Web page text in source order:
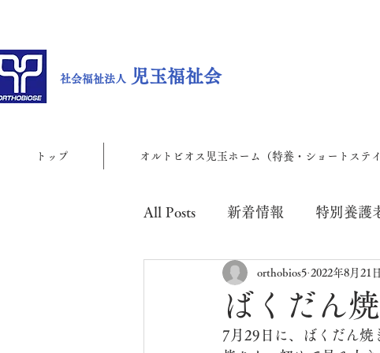
社会福祉法人 児玉福祉会
トップ オルトビオス児玉ホーム（特養・ショートステイ
All Posts 新着情報 特別養護
児玉地域包括支援センター
ばくだん
orthobios5 2022年8月21日
7月29日に、ばくだん焼